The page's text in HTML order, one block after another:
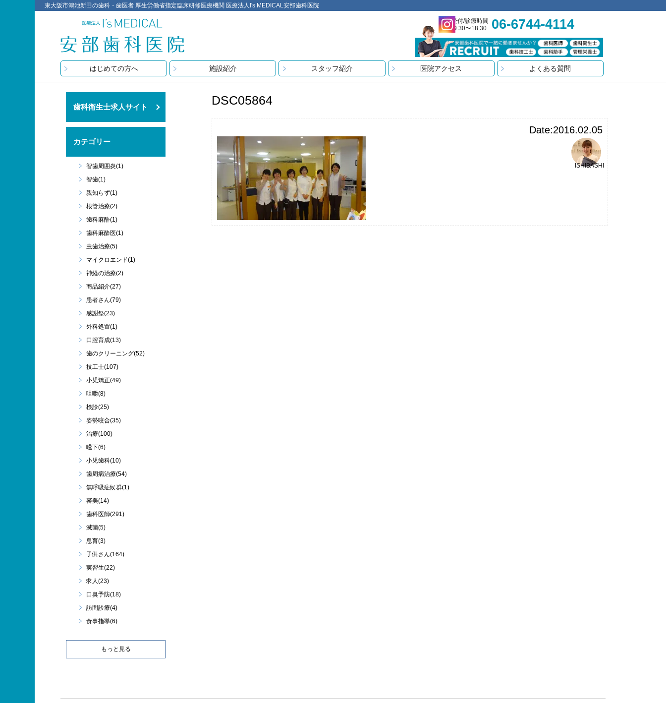
東大阪市鴻池新田の歯科・歯医者 厚生労働省指定臨床研修医療機関 医療法人I's MEDICAL安部歯科医院
受付/診療時間
9:30〜18:30
06-6744-4114
はじめての方へ 施設紹介 スタッフ紹介 医院アクセス よくある質問
DSC05864
Date:2016.02.05
ISHIBASHI
歯科衛生士求人サイト
カテゴリー
智歯周囲炎(1)
智歯(1)
親知らず(1)
根管治療(2)
歯科麻酔(1)
歯科麻酔医(1)
虫歯治療(5)
マイクロエンド(1)
神経の治療(2)
商品紹介(27)
患者さん(79)
感謝祭(23)
外科処置(1)
口腔育成(13)
歯のクリーニング(52)
技工士(107)
小児矯正(49)
咀嚼(8)
検診(25)
姿勢咬合(35)
治療(100)
嚥下(6)
小児歯科(10)
歯周病治療(54)
無呼吸症候群(1)
審美(14)
歯科医師(291)
滅菌(5)
息育(3)
子供さん(164)
実習生(22)
求人(23)
口臭予防(18)
訪問診療(4)
食事指導(6)
もっと見る